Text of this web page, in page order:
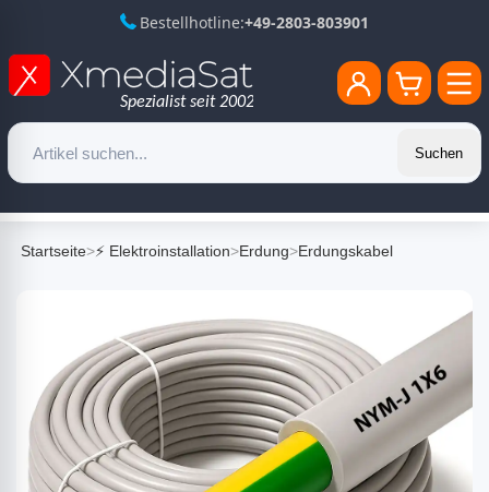
Bestellhotline:+49-2803-803901
Suchen
Startseite>⚡ Elektroinstallation>Erdung>Erdungskabel